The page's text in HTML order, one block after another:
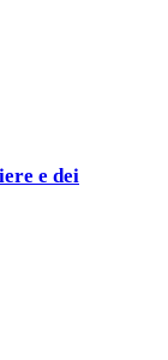
e dei